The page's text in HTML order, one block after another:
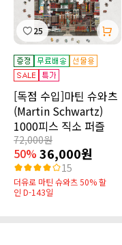
25
[독점 수입]마틴 슈와츠
(Martin Schwartz)
1000피스 직소 퍼즐
72,000원
50% 36,000원
15
더유로 마틴 슈와츠 50% 할
인 D-143일